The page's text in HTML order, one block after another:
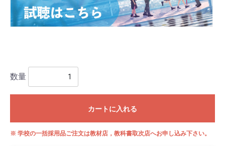
数量
カートに入れる
※ 学校の一括採用品ご注文は教材店，教科書取次店へお申し込み下さい。